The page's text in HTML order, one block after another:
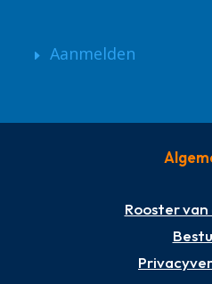
Aanmelden
Rooster